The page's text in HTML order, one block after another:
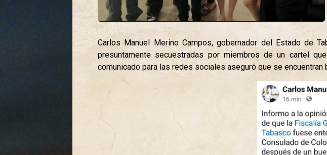
Carlos Manuel Merino Campos, gobernador del Estado de
presuntamente secuestradas por miembros de un cartel
comunicado para las redes sociales aseguró que se encuentran